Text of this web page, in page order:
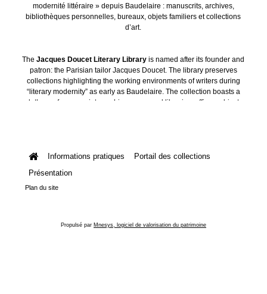
modernité littéraire » depuis Baudelaire : manuscrits, archives,
bibliothèques personnelles, bureaux, objets familiers et collections
d’art.
TheJacques Doucet Literary Library is named after its founder and
patron: the Parisian tailor Jacques Doucet. The library preserves
collections highlighting the working environments of writers during
“literary modernity” as early as Baudelaire. The collection boasts a
plethora of manuscripts, archives, personal libraries, offices, objects
Informations pratiques
Portail des collections
Présentation
Plan du site
Propulsé par Mnesys, logiciel de valorisation du patrimoine